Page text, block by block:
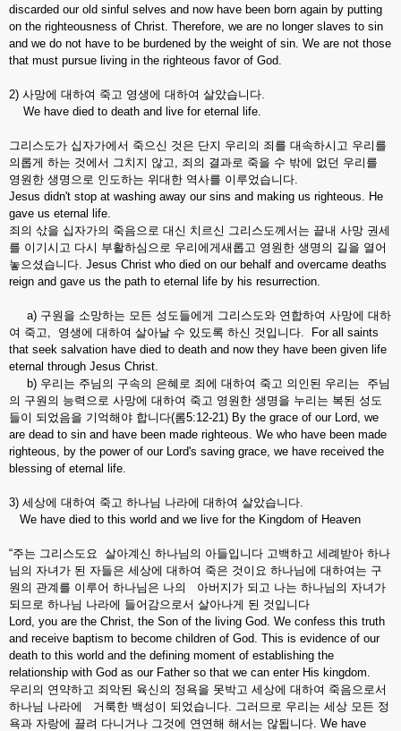
discarded our old sinful selves and now have been born again by putting
on the righteousness of Christ. Therefore, we are no longer slaves to sin
and we do not have to be burdened by the weight of sin. We are not those
that must pursue living in the righteous favor of God.
2) 사망에 대하여 죽고 영생에 대하여 살았습니다.
We have died to death and live for eternal life.
그리스도가 십자가에서 죽으신 것은 단지 우리의 죄를 대속하시고 우리를
의롭게 하는 것에서 그치지 않고, 죄의 결과로 죽을 수 밖에 없던 우리를
영원한 생명으로 인도하는 위대한 역사를 이루었습니다.
Jesus didn't stop at washing away our sins and making us righteous. He
gave us eternal life.
죄의 삯을 십자가의 죽음으로 대신 치르신 그리스도께서는 끝내 사망 권세
를 이기시고 다시 부활하심으로 우리에게새롭고 영원한 생명의 길을 열어
놓으셨습니다. Jesus Christ who died on our behalf and overcame deaths
reign and gave us the path to eternal life by his resurrection.
a) 구원을 소망하는 모든 성도들에게 그리스도와 연합하여 사망에 대하
여 죽고, 영생에 대하여 살아날 수 있도록 하신 것입니다. For all saints
that seek salvation have died to death and now they have been given life
eternal through Jesus Christ.
b) 우리는 주님의 구속의 은혜로 죄에 대하여 죽고 의인된 우리는 주님
의 구원의 능력으로 사망에 대하여 죽고 영원한 생명을 누리는 복된 성도
들이 되었음을 기억해야 합니다(롬5:12-21) By the grace of our Lord, we
are dead to sin and have been made righteous. We who have been made
righteous, by the power of our Lord's saving grace, we have received the
blessing of eternal life.
3) 세상에 대하여 죽고 하나님 나라에 대하여 살았습니다.
We have died to this world and we live for the Kingdom of Heaven
“주는 그리스도요 살아계신 하나님의 아들입니다 고백하고 세례받아 하나
님의 자녀가 된 자들은 세상에 대하여 죽은 것이요 하나님에 대하여는 구
원의 관계를 이루어 하나님은 나의 아버지가 되고 나는 하나님의 자녀가
되므로 하나님 나라에 들어감으로서 살아나게 된 것입니다
Lord, you are the Christ, the Son of the living God. We confess this truth
and receive baptism to become children of God. This is evidence of our
death to this world and the defining moment of establishing the
relationship with God as our Father so that we can enter His kingdom.
우리의 연약하고 죄악된 육신의 정욕을 못박고 세상에 대하여 죽음으로서
하나님 나라에 거룩한 백성이 되었습니다. 그러므로 우리는 세상 모든 정
욕과 자랑에 끌려 다니거나 그것에 연연해 해서는 않됩니다. We have